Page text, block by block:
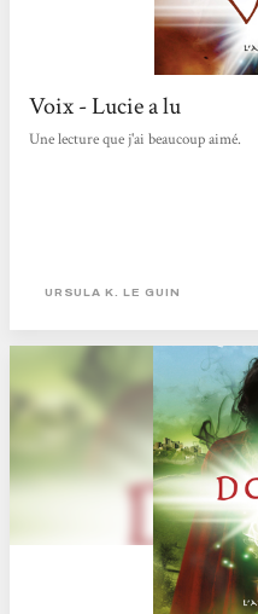
Voix - Lucie a lu
Une lecture que j'ai beaucoup aimé.
URSULA K. LE GUIN